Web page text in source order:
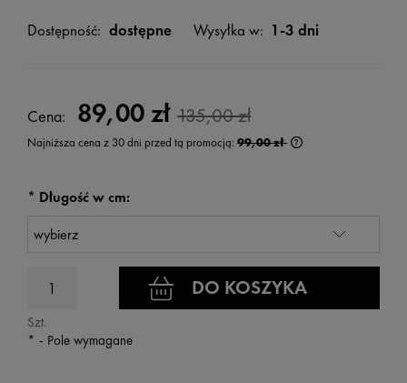
Dostępność: dostępne Wysyłka w: 1-3 dni
Cena: 89,00 zł 135,00 zł
Najniższa cena z 30 dni przed tą promocją: 99,00 zł
* Długość w cm:
Szt.
DO KOSZYKA
* - Pole wymagane